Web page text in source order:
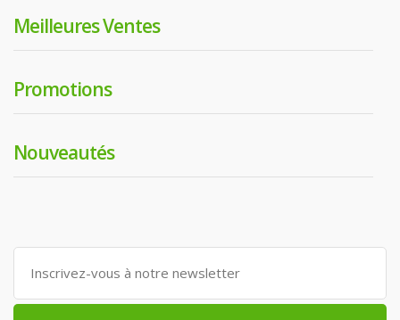
Meilleures Ventes
Promotions
Nouveautés